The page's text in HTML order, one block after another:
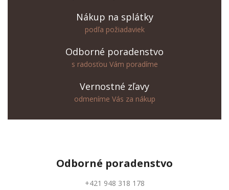
Nákup na splátky
podľa požiadaviek
Odborné poradenstvo
s radosťou Vám poradíme
Vernostné zľavy
odmeníme Vás za nákup
Odborné poradenstvo
+421 948 318 178